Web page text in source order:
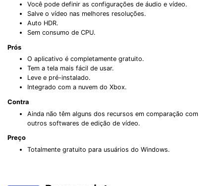
Você pode definir as configurações de áudio e vídeo.
Salve o vídeo nas melhores resoluções.
Auto HDR.
Sem consumo de CPU.
Prós
O aplicativo é completamente gratuito.
Tem a tela mais fácil de usar.
Leve e pré-instalado.
Integrado com a nuvem do Xbox.
Contra
Ainda não têm alguns dos recursos em comparação com
outros softwares de edição de vídeo.
Preço
Totalmente gratuito para usuários do Windows.